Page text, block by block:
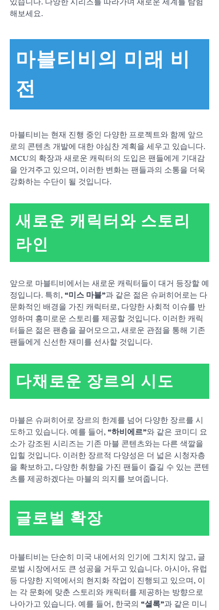
있습니다. 다양한 시리즈를 따라가며 새로운 세계를 탐험
해보세요.
마블티비의 미래 비
전
마블티비는 현재 진행 중인 다양한 프로젝트와 함께 앞으
로의 콘텐츠 개발에 대한 야심찬 계획을 세우고 있습니다.
MCU의 확장과 새로운 캐릭터의 도입은 팬들에게 기대감
을 안겨주고 있으며, 이러한 변화는 팬들과의 소통을 더욱
강화하는 수단이 될 것입니다.
새로운 캐릭터와 스토리
라인
앞으로 마블티비에서는 새로운 캐릭터들이 대거 등장할 예
정입니다. 특히, “미스 마블”과 같은 젊은 슈퍼히어로는 다
문화적인 배경을 가진 캐릭터로, 다양한 사회적 이슈를 반
영하며 흥미로운 스토리를 제공할 것입니다. 이러한 캐릭
터들은 젊은 팬층을 끌어모으고, 새로운 관점을 통해 기존
팬들에게 신선한 재미를 선사할 것입니다.
다채로운 장르의 시도
마블은 슈퍼히어로 장르의 한계를 넘어 다양한 장르를 시
도하고 있습니다. 예를 들어, “하비에르”와 같은 코미디 요
소가 강조된 시리즈는 기존 마블 콘텐츠와는 다른 색깔을
입힐 것입니다. 이러한 장르적 다양성은 더 넓은 시청자층
을 확보하고, 다양한 취향을 가진 팬들이 즐길 수 있는 콘텐
츠를 제공하겠다는 마블의 의지를 보여줍니다.
글로벌 확장
마블티비는 단순히 미국 내에서의 인기에 그치지 않고, 글
로벌 시장에서도 큰 성공을 거두고 있습니다. 아시아, 유럽
등 다양한 지역에서의 현지화 작업이 진행되고 있으며, 이
는 각 문화에 맞춘 스토리와 캐릭터를 제공하는 방향으로
나아가고 있습니다. 예를 들어, 한국의 “셜록”과 같은 미니